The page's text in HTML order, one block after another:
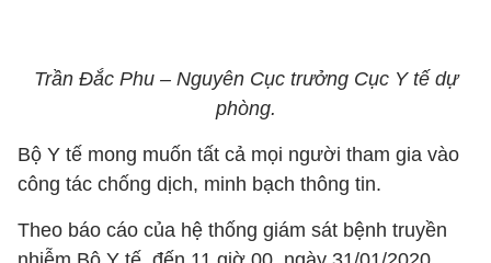
Trần Đắc Phu – Nguyên Cục trưởng Cục Y tế dự
phòng.
Bộ Y tế mong muốn tất cả mọi người tham gia vào
công tác chống dịch, minh bạch thông tin.
Theo báo cáo của hệ thống giám sát bệnh truyền